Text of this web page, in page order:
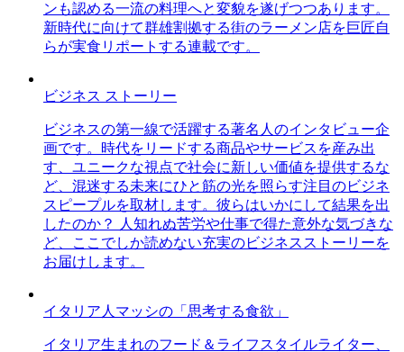
ンも認める一流の料理へと変貌を遂げつつあります。
新時代に向けて群雄割拠する街のラーメン店を巨匠自
らが実食リポートする連載です。
ビジネス ストーリー
ビジネスの第一線で活躍する著名人のインタビュー企
画です。時代をリードする商品やサービスを産み出
す、ユニークな視点で社会に新しい価値を提供するな
ど、混迷する未来にひと筋の光を照らす注目のビジネ
スピープルを取材します。彼らはいかにして結果を出
したのか？ 人知れぬ苦労や仕事で得た意外な気づきな
ど、ここでしか読めない充実のビジネスストーリーを
お届けします。
イタリア人マッシの「思考する食欲」
イタリア生まれのフード＆ライフスタイルライター、